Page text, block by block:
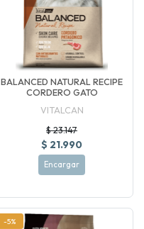
BALANCED NATURAL RECIPE
CORDERO GATO
VITALCAN
$ 23.147
$ 21.990
Encargar
-5%